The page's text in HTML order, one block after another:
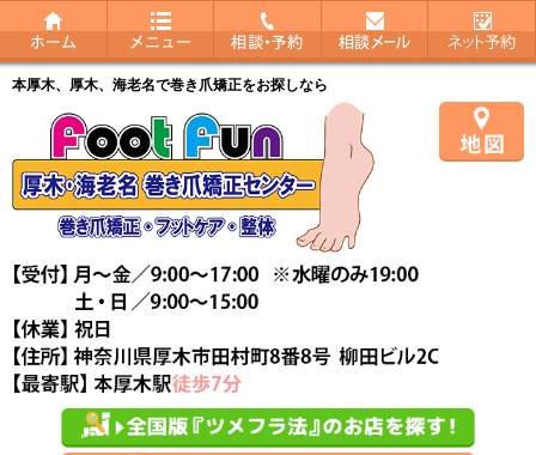
本厚木、厚木、海老名で巻き爪矯正をお探しなら